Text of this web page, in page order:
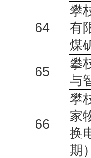
64
攀
有
煤
65
攀
与
66
攀
家
换
期）